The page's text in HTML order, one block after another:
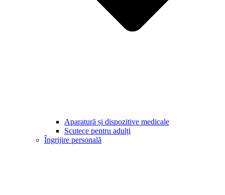
Aparatură și dispozitive medicale
Scutece pentru adulți
Îngrijire personală